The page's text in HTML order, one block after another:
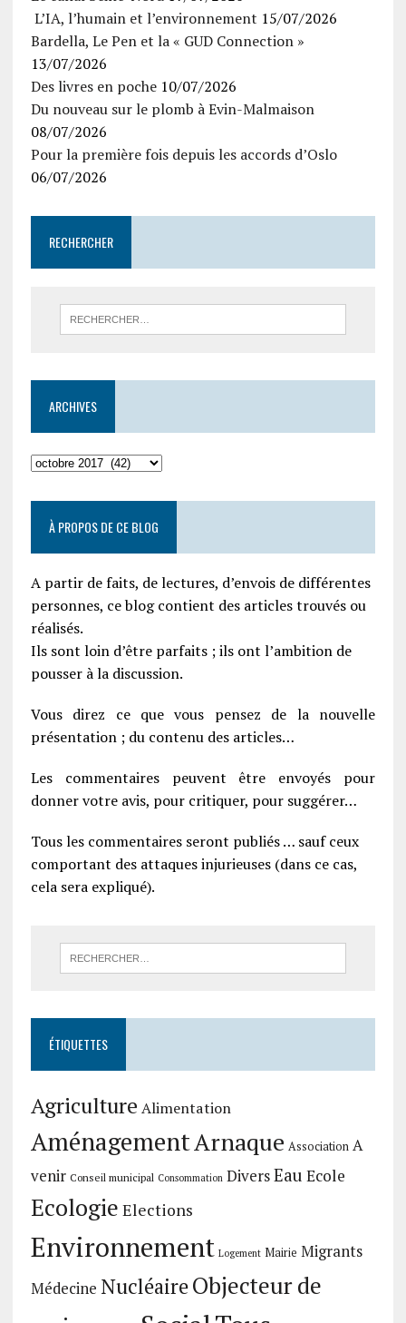
L’IA, l’humain et l’environnement 15/07/2026
Bardella, Le Pen et la « GUD Connection »
13/07/2026
Des livres en poche 10/07/2026
Du nouveau sur le plomb à Evin-Malmaison
08/07/2026
Pour la première fois depuis les accords d’Oslo
06/07/2026
RECHERCHER
ARCHIVES
À PROPOS DE CE BLOG
A partir de faits, de lectures, d’envois de différentes
personnes, ce blog contient des articles trouvés ou
réalisés.
Ils sont loin d’être parfaits ; ils ont l’ambition de
pousser à la discussion.
Vous direz ce que vous pensez de la nouvelle
présentation ; du contenu des articles…
Les commentaires peuvent être envoyés pour
donner votre avis, pour critiquer, pour suggérer…
Tous les commentaires seront publiés … sauf ceux
comportant des attaques injurieuses (dans ce cas,
cela sera expliqué).
ÉTIQUETTES
Agriculture Alimentation
AménagementArnaque Association A
venir Conseil municipal Consommation DiversEau Ecole
Ecologie Elections
Environnement Logement Mairie Migrants
Médecine NucléaireObjecteur de